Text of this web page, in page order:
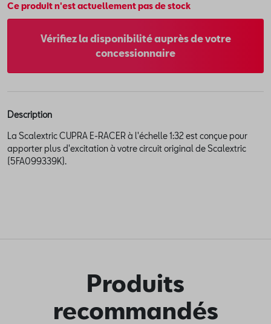
Ce produit n'est actuellement pas de stock
Vérifiez la disponibilité auprès de votre
concessionnaire
Description
La Scalextric CUPRA E-RACER à l'échelle 1:32 est conçue pour
apporter plus d'excitation à votre circuit original de Scalextric
(5FA099339K).
Produits
recommandés